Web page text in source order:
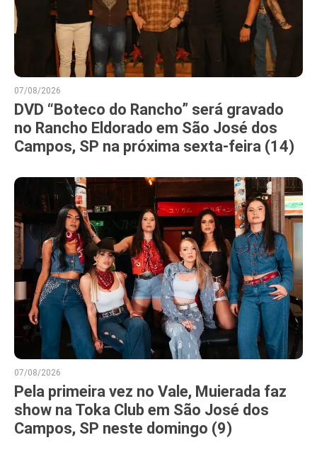
07/08/2026
DVD “Boteco do Rancho” será gravado
no Rancho Eldorado em São José dos
Campos, SP na próxima sexta-feira (14)
07/08/2026
Pela primeira vez no Vale, Muierada faz
show na Toka Club em São José dos
Campos, SP neste domingo (9)